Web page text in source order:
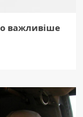
важливіше